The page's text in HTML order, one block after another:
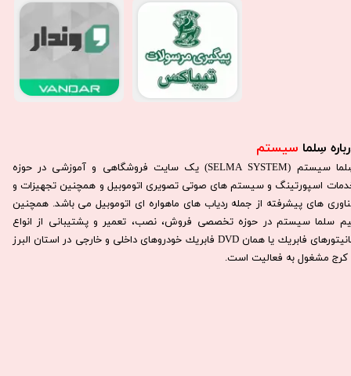
سِلما سیستم​​​​​​​
سِلما سيستم (SELMA SYSTEM) یک سایت فروشگاهی و آموزشی در حوزه
اسپورتینگ و سیستم های صوتی تصویری اتوموبیل و همچنین تجهیزات و
های پیشرفته از جمله ردیاب های ماهواره ای اتوموبیل می باشد. همچنين
سلما سيستم در حوزه تخصصی فروش، نصب، تعمير و پشتيبانی از انواع
مانيتورهای فابريك يا همان DVD فابريك خودروهای داخلی و خارجی در استان البرز
كرج مشغول به فعاليت است.​​​​​​​